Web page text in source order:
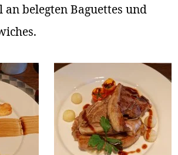
an belegten Baguettes und